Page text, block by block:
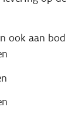
ook aan bod